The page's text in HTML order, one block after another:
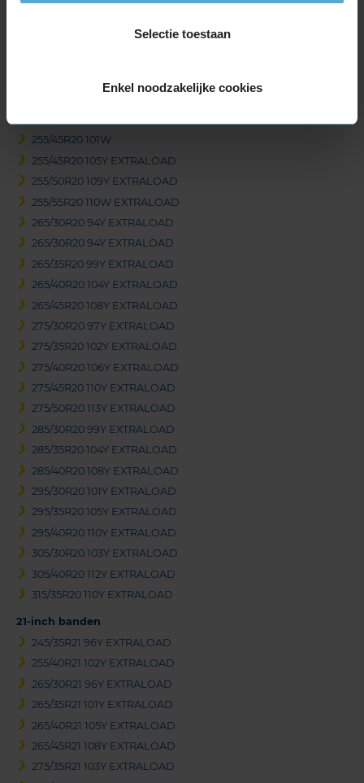
Selectie toestaan
Enkel noodzakelijke cookies
245/40R20 99Y EXTRALOAD
255/45R20 101W
255/45R20 105Y EXTRALOAD
255/50R20 109Y EXTRALOAD
255/55R20 110W EXTRALOAD
265/30R20 94Y EXTRALOAD
265/30R20 94Y EXTRALOAD
265/35R20 99Y EXTRALOAD
265/40R20 104Y EXTRALOAD
265/45R20 108Y EXTRALOAD
275/30R20 97Y EXTRALOAD
275/35R20 102Y EXTRALOAD
275/40R20 106Y EXTRALOAD
275/45R20 110Y EXTRALOAD
275/50R20 113Y EXTRALOAD
285/30R20 99Y EXTRALOAD
285/35R20 104Y EXTRALOAD
285/40R20 108Y EXTRALOAD
295/30R20 101Y EXTRALOAD
295/35R20 105Y EXTRALOAD
295/40R20 110Y EXTRALOAD
305/30R20 103Y EXTRALOAD
305/40R20 112Y EXTRALOAD
315/35R20 110Y EXTRALOAD
21-inch banden
245/35R21 96Y EXTRALOAD
255/40R21 102Y EXTRALOAD
265/30R21 96Y EXTRALOAD
265/35R21 101Y EXTRALOAD
265/40R21 105Y EXTRALOAD
265/45R21 108Y EXTRALOAD
275/35R21 103Y EXTRALOAD